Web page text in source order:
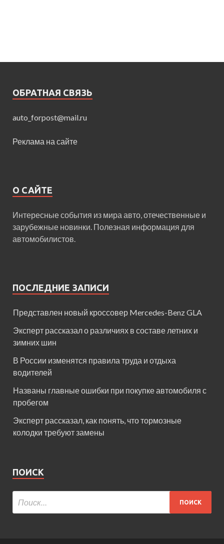
ОБРАТНАЯ СВЯЗЬ
auto_forpost@mail.ru
Реклама на сайте
О САЙТЕ
Интересные события из мира авто, отечественные и
зарубежные новинки. Полезная информация для
автомобилистов.
ПОСЛЕДНИЕ ЗАПИСИ
Представлен новый кроссовер Mercedes-Benz GLA
Эксперт рассказал о различиях в составе летних и
зимних шин
В России изменятся правила труда и отдыха
водителей
Названы главные ошибки при покупке автомобиля с
пробегом
Эксперт рассказал, как понять, что тормозные
колодки требуют замены
ПОИСК